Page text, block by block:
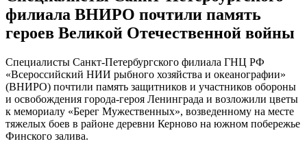
филиала ВНИРО почтили память
героев Великой Отечественной войны
Специалисты Санкт-Петербургского филиала ГНЦ РФ
«Всероссийский НИИ рыбного хозяйства и океанографии»
(ВНИРО) почтили память защитников и участников обороны
и освобождения города-героя Ленинграда и возложили цветы
к мемориалу «Берег Мужественных», возведенному на месте
тяжелых боев в районе деревни Керново на южном побережье
Финского залива.